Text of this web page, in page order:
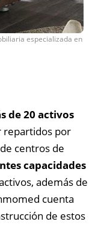
especializada en
de 20 activos
repartidos por
centros de
capacidades
además de
cuenta
de estos